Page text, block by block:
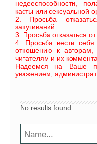
недееспособности,
касты или сексуальной
2. Просьба
запугиваний.
3. Просьба отказаться
4. Просьба вести себя
отношению к
читателям и их
Надеемся на Ваше
уважением,
No results found.